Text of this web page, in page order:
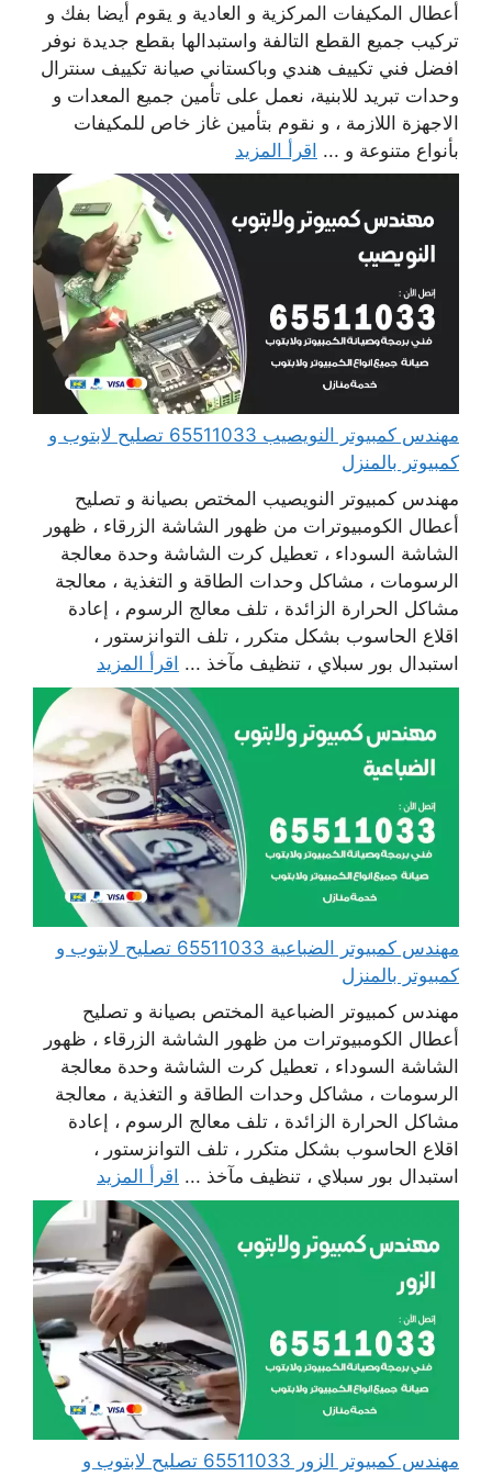
أعطال المكيفات المركزية و العادية و يقوم أيضا بفك و
تركيب جميع القطع التالفة واستبدالها بقطع جديدة نوفر
افضل فني تكييف هندي وباكستاني صيانة تكييف سنترال
وحدات تبريد للابنية، نعمل على تأمين جميع المعدات و
الاجهزة اللازمة ، و نقوم بتأمين غاز خاص للمكيفات
بأنواع متنوعة و ... اقرأ المزيد
مهندس كمبيوتر النويصيب 65511033 تصليح لابتوب و
كمبيوتر بالمنزل
مهندس كمبيوتر النويصيب المختص بصيانة و تصليح
أعطال الكومبيوترات من ظهور الشاشة الزرقاء ، ظهور
الشاشة السوداء ، تعطيل كرت الشاشة وحدة معالجة
الرسومات ، مشاكل وحدات الطاقة و التغذية ، معالجة
مشاكل الحرارة الزائدة ، تلف معالج الرسوم ، إعادة
اقلاع الحاسوب بشكل متكرر ، تلف التوانزستور ،
استبدال بور سبلاي ، تنظيف مآخذ ... اقرأ المزيد
مهندس كمبيوتر الضباعية 65511033 تصليح لابتوب و
كمبيوتر بالمنزل
مهندس كمبيوتر الضباعية المختص بصيانة و تصليح
أعطال الكومبيوترات من ظهور الشاشة الزرقاء ، ظهور
الشاشة السوداء ، تعطيل كرت الشاشة وحدة معالجة
الرسومات ، مشاكل وحدات الطاقة و التغذية ، معالجة
مشاكل الحرارة الزائدة ، تلف معالج الرسوم ، إعادة
اقلاع الحاسوب بشكل متكرر ، تلف التوانزستور ،
استبدال بور سبلاي ، تنظيف مآخذ ... اقرأ المزيد
مهندس كمبيوتر الزور 65511033 تصليح لابتوب و